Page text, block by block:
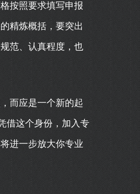
按照要求填写申报
精炼概括，要突出
范、认真程度，也
而应是一个新的起
借这个身份，加入专
进一步放大你专业